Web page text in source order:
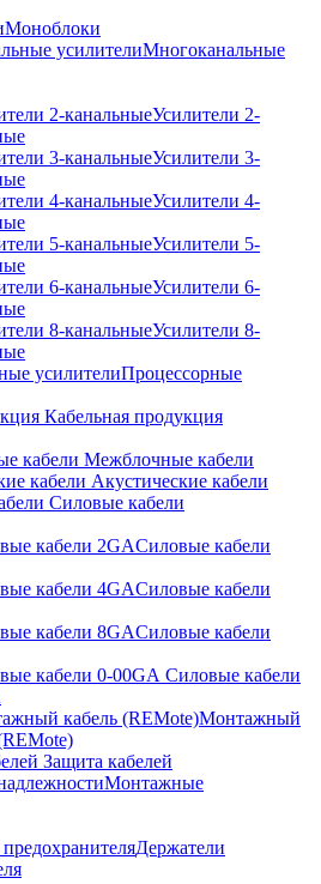
Моноблоки
Многоканальные
Усилители 2-
Усилители 3-
Усилители 4-
Усилители 5-
Усилители 6-
Усилители 8-
Процессорные
Кабельная продукция
Межблочные кабели
Акустические кабели
Силовые кабели
Силовые кабели
Силовые кабели
Силовые кабели
Силовые кабели
Монтажный
Защита кабелей
Монтажные
Держатели